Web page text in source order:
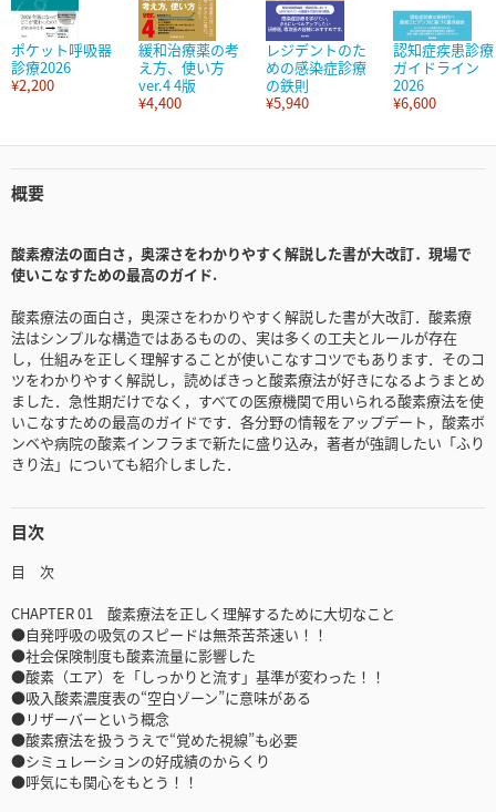
ポケット呼吸器
診療2026
¥2,200
緩和治療薬の考
え方、使い方
ver.4 4版
¥4,400
レジデントのた
めの感染症診療
の鉄則
¥5,940
認知症疾患診療
ガイドライン
2026
¥6,600
概要
酸素療法の面白さ，奥深さをわかりやすく解説した書が大改訂．現場で
使いこなすための最高のガイド.
酸素療法の面白さ，奥深さをわかりやすく解説した書が大改訂．酸素療
法はシンプルな構造ではあるものの、実は多くの工夫とルールが存在
し，仕組みを正しく理解することが使いこなすコツでもあります．そのコ
ツをわかりやすく解説し，読めばきっと酸素療法が好きになるようまとめ
ました．急性期だけでなく，すべての医療機関で用いられる酸素療法を使
いこなすための最高のガイドです．各分野の情報をアップデート，酸素ボ
ンベや病院の酸素インフラまで新たに盛り込み，著者が強調したい「ふり
きり法」についても紹介しました．
目次
目 次
CHAPTER 01 酸素療法を正しく理解するために大切なこと
●自発呼吸の吸気のスピードは無茶苦茶速い！！
●社会保険制度も酸素流量に影響した
●酸素（エア）を「しっかりと流す」基準が変わった！！
●吸入酸素濃度表の“空白ゾーン”に意味がある
●リザーバーという概念
●酸素療法を扱ううえで“覚めた視線”も必要
●シミュレーションの好成績のからくり
●呼気にも関心をもとう！！